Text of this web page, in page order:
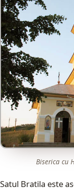
Biserica cu
Satul Bratila este